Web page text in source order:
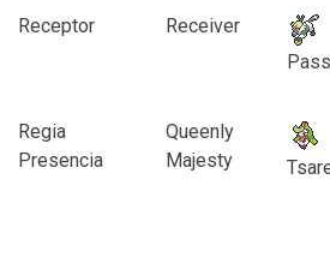
Receptor
Receiver
Regia
Presencia
Queenly
Majesty